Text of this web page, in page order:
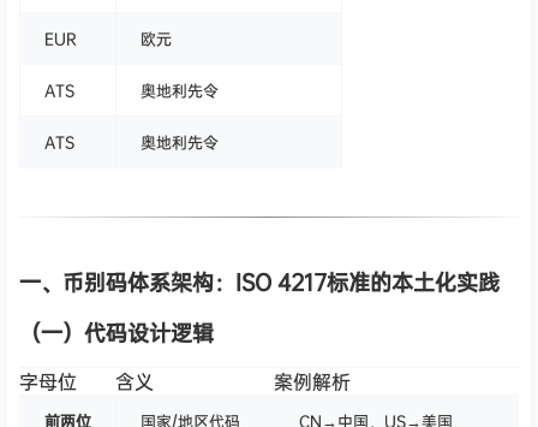
EUR 欧元
ATS 奥地利先令
ATS 奥地利先令
一、币别码体系架构：ISO 4217标准的本土化实践
（一）代码设计逻辑
字母位 含义 案例解析
前两位 国家/地区代码 CN→中国，US→美国